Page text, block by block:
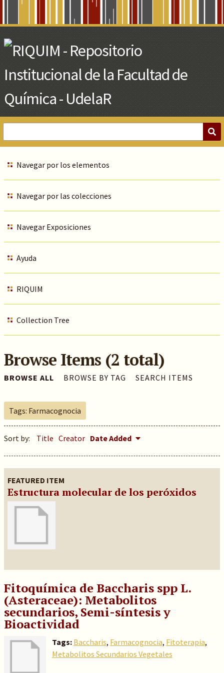
Main
Content
Navegar por los elementos
Navegar por las colecciones
Navegar Exposiciones
Ayuda
RIQUIM
Collection Tree
Browse Items (2 total)
BROWSE ALL BROWSE BY TAG SEARCH ITEMS
Tags: Farmacognocia
Sort by: Title Creator Date Added
FEATURED ITEM
Estructura molecular de los peróxidos
Fitoquímica de Baccharis spp L.
(Asteraceae): Metabolitos
secundarios, Semi-síntesis y
Bioactividad
Tags: Baccharis, Farmacognocia, Fitoterapia,
Metabolitos Secundarios Vegetales